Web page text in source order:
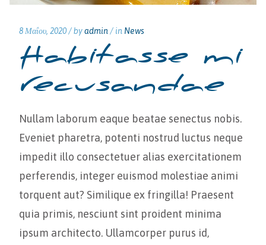
8 Μαΐου, 2020 /byadmin / in News
Habitasse mi
recusandae
Nullam laborum eaque beatae senectus nobis.
Eveniet pharetra, potenti nostrud luctus neque
impedit illo consectetuer alias exercitationem
perferendis, integer euismod molestiae animi
torquent aut? Similique ex fringilla! Praesent
quia primis, nesciunt sint proident minima
ipsum architecto. Ullamcorper purus id,